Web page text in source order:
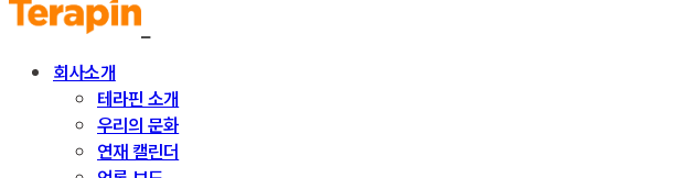
회사소개
테라핀 소개
우리의 문화
연재 캘린더